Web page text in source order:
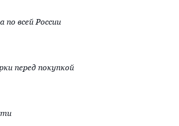
по всей России
перед покупкой